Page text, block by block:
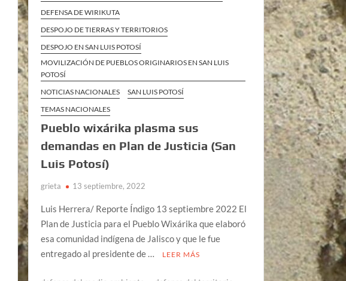
DEFENSA DE WIRIKUTA
DESPOJO DE TIERRAS Y TERRITORIOS
DESPOJO EN SAN LUIS POTOSÍ
MOVILIZACIÓN DE PUEBLOS ORIGINARIOS EN SAN LUIS
POTOSÍ
NOTICIAS NACIONALES
SAN LUIS POTOSÍ
TEMAS NACIONALES
Pueblo wixárika plasma sus
demandas en Plan de Justicia (San
Luis Potosí)
grieta 13 septiembre, 2022
Luis Herrera/ Reporte Índigo 13 septiembre 2022 El
Plan de Justicia para el Pueblo Wixárika que elaboró
esa comunidad indígena de Jalisco y que le fue
entregado al presidente de …
LEER MÁS